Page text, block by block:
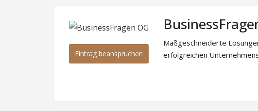
Eintrag beanspruchen
Maßgeschneiderte
erfolgreichen